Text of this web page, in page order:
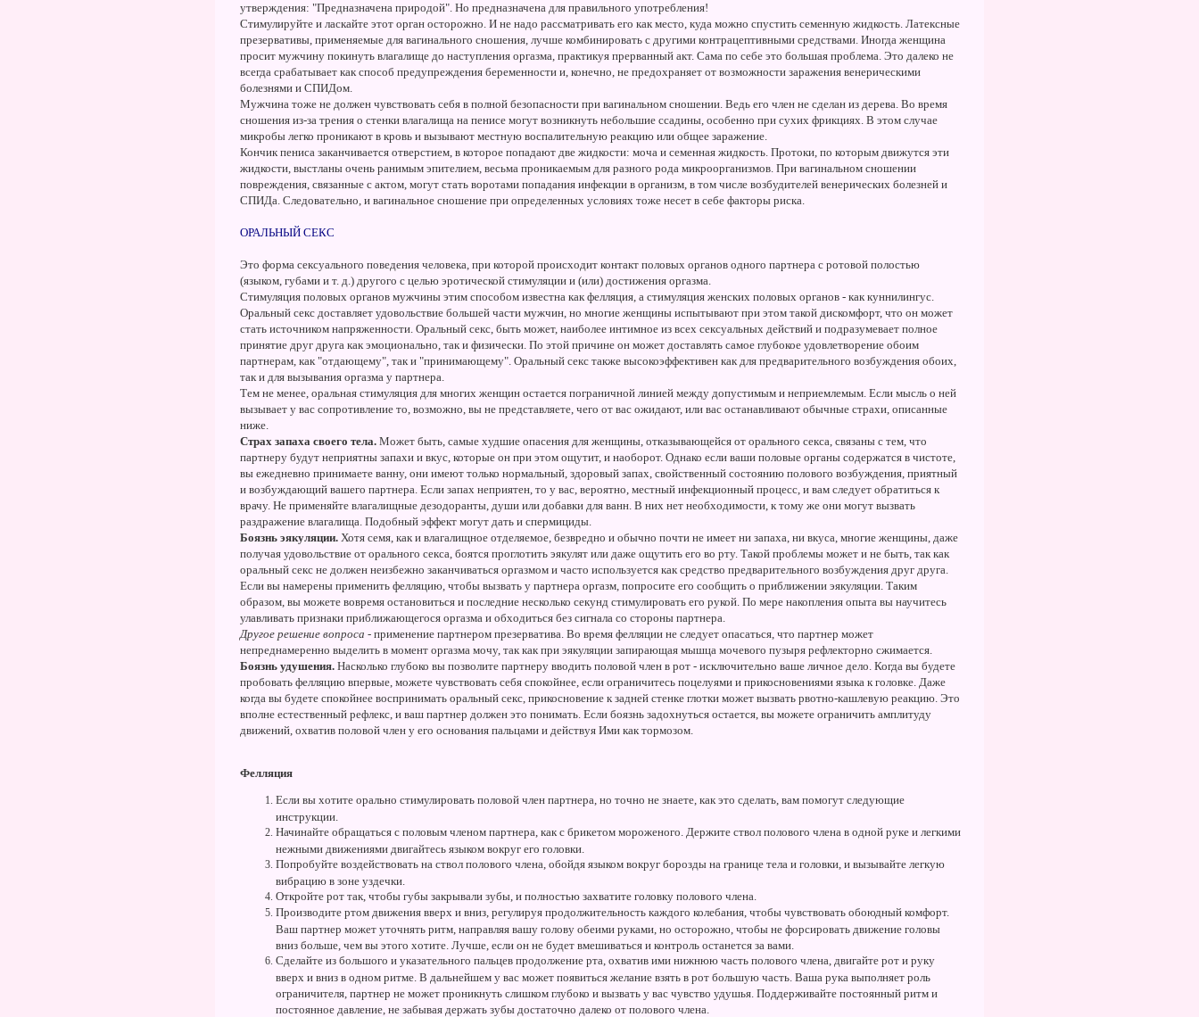
утверждения: "Предназначена природой". Но предназначена для правильного употребления!
Стимулируйте и ласкайте этот орган осторожно. И не надо рассматривать его как место, куда можно спустить семенную жидкость. Латексные
презервативы, применяемые для вагинального сношения, лучше комбинировать с другими контрацептивными средствами. Иногда женщина
просит мужчину покинуть влагалище до наступления оргазма, практикуя прерванный акт. Сама по себе это большая проблема. Это далеко не
всегда срабатывает как способ предупреждения беременности и, конечно, не предохраняет от возможности заражения венерическими
болезнями и СПИДом.
Мужчина тоже не должен чувствовать себя в полной безопасности при вагинальном сношении. Ведь его член не сделан из дерева. Во время
сношения из-за трения о стенки влагалища на пенисе могут возникнуть небольшие ссадины, особенно при сухих фрикциях. В этом случае
микробы легко проникают в кровь и вызывают местную воспалительную реакцию или общее заражение.
Кончик пениса заканчивается отверстием, в которое попадают две жидкости: моча и семенная жидкость. Протоки, по которым движутся эти
жидкости, выстланы очень ранимым эпителием, весьма проникаемым для разного рода микроорганизмов. При вагинальном сношении
повреждения, связанные с актом, могут стать воротами попадания инфекции в организм, в том числе возбудителей венерических болезней и
СПИДа. Следовательно, и вагинальное сношение при определенных условиях тоже несет в себе факторы риска.
ОРАЛЬНЫЙ СЕКС
Это форма сексуального поведения человека, при которой происходит контакт половых органов одного партнера с ротовой полостью
(языком, губами и т. д.) другого с целью эротической стимуляции и (или) достижения оргазма.
Стимуляция половых органов мужчины этим способом известна как фелляция, а стимуляция женских половых органов - как куннилингус.
Оральный секс доставляет удовольствие большей части мужчин, но многие женщины испытывают при этом такой дискомфорт, что он может
стать источником напряженности. Оральный секс, быть может, наиболее интимное из всех сексуальных действий и подразумевает полное
принятие друг друга как эмоционально, так и физически. По этой причине он может доставлять самое глубокое удовлетворение обоим
партнерам, как "отдающему", так и "принимающему". Оральный секс также высокоэффективен как для предварительного возбуждения обоих,
так и для вызывания оргазма у партнера.
Тем не менее, оральная стимуляция для многих женщин остается пограничной линией между допустимым и неприемлемым. Если мысль о ней
вызывает у вас сопротивление то, возможно, вы не представляете, чего от вас ожидают, или вас останавливают обычные страхи, описанные
ниже.
Страх запаха своего тела. Может быть, самые худшие опасения для женщины, отказывающейся от орального секса, связаны с тем, что
партнеру будут неприятны запахи и вкус, которые он при этом ощутит, и наоборот. Однако если ваши половые органы содержатся в чистоте,
вы ежедневно принимаете ванну, они имеют только нормальный, здоровый запах, свойственный состоянию полового возбуждения, приятный
и возбуждающий вашего партнера. Если запах неприятен, то у вас, вероятно, местный инфекционный процесс, и вам следует обратиться к
врачу. Не применяйте влагалищные дезодоранты, души или добавки для ванн. В них нет необходимости, к тому же они могут вызвать
раздражение влагалища. Подобный эффект могут дать и спермициды.
Боязнь эякуляции. Хотя семя, как и влагалищное отделяемое, безвредно и обычно почти не имеет ни запаха, ни вкуса, многие женщины, даже
получая удовольствие от орального секса, боятся проглотить эякулят или даже ощутить его во рту. Такой проблемы может и не быть, так как
оральный секс не должен неизбежно заканчиваться оргазмом и часто используется как средство предварительного возбуждения друг друга.
Если вы намерены применить фелляцию, чтобы вызвать у партнера оргазм, попросите его сообщить о приближении эякуляции. Таким
образом, вы можете вовремя остановиться и последние несколько секунд стимулировать его рукой. По мере накопления опыта вы научитесь
улавливать признаки приближающегося оргазма и обходиться без сигнала со стороны партнера.
Другое решение вопроса - применение партнером презерватива. Во время фелляции не следует опасаться, что партнер может
непреднамеренно выделить в момент оргазма мочу, так как при эякуляции запирающая мышца мочевого пузыря рефлекторно сжимается.
Боязнь удушения. Насколько глубоко вы позволите партнеру вводить половой член в рот - исключительно ваше личное дело. Когда вы будете
пробовать фелляцию впервые, можете чувствовать себя спокойнее, если ограничитесь поцелуями и прикосновениями языка к головке. Даже
когда вы будете спокойнее воспринимать оральный секс, прикосновение к задней стенке глотки может вызвать рвотно-кашлевую реакцию. Это
вполне естественный рефлекс, и ваш партнер должен это понимать. Если боязнь задохнуться остается, вы можете ограничить амплитуду
движений, охватив половой член у его основания пальцами и действуя Ими как тормозом.
Фелляция
Если вы хотите орально стимулировать половой член партнера, но точно не знаете, как это сделать, вам помогут следующие
инструкции.
Начинайте обращаться с половым членом партнера, как с брикетом мороженого. Держите ствол полового члена в одной руке и легкими
нежными движениями двигайтесь языком вокруг его головки.
Попробуйте воздействовать на ствол полового члена, обойдя языком вокруг борозды на границе тела и головки, и вызывайте легкую
вибрацию в зоне уздечки.
Откройте рот так, чтобы губы закрывали зубы, и полностью захватите головку полового члена.
Производите ртом движения вверх и вниз, регулируя продолжительность каждого колебания, чтобы чувствовать обоюдный комфорт.
Ваш партнер может уточнять ритм, направляя вашу голову обеими руками, но осторожно, чтобы не форсировать движение головы
вниз больше, чем вы этого хотите. Лучше, если он не будет вмешиваться и контроль останется за вами.
Сделайте из большого и указательного пальцев продолжение рта, охватив ими нижнюю часть полового члена, двигайте рот и руку
вверх и вниз в одном ритме. В дальнейшем у вас может появиться желание взять в рот большую часть. Ваша рука выполняет роль
ограничителя, партнер не может проникнуть слишком глубоко и вызвать у вас чувство удушья. Поддерживайте постоянный ритм и
постоянное давление, не забывая держать зубы достаточно далеко от полового члена.